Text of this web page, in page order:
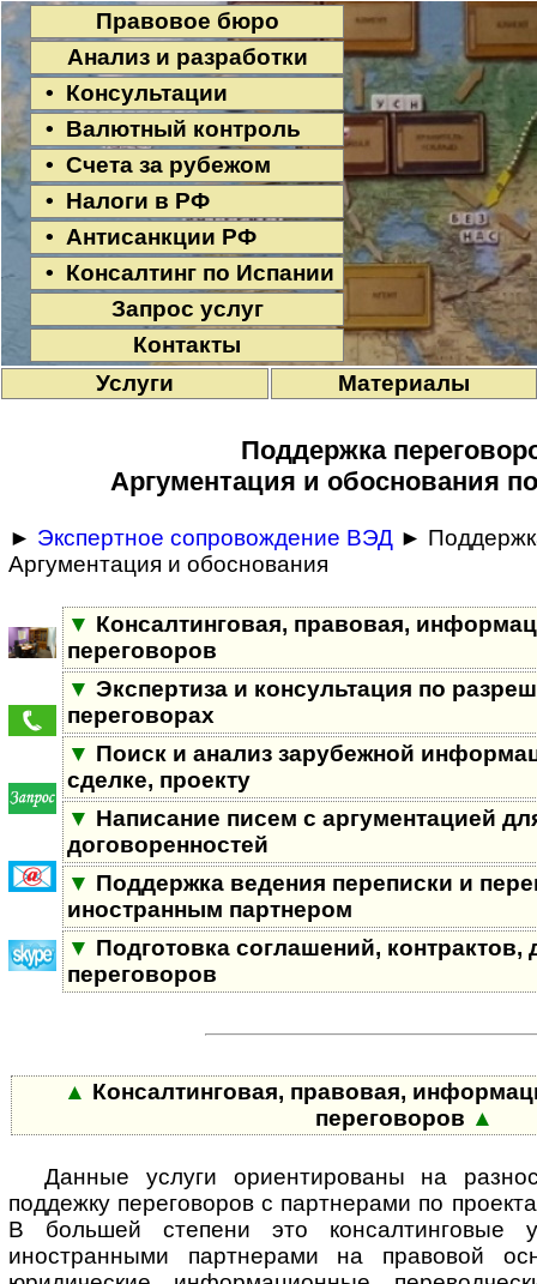
Правовое бюро
Анализ и разработки
• Консультации
• Валютный контроль
• Счета за рубежом
• Налоги в РФ
• Антисанкции РФ
• Консалтинг по Испании
Запрос услуг
Контакты
Услуги
Материалы
Поддержка
Аргументация и обоснования
► Экспертное сопровождение ВЭД ►
Аргументация и обоснования
▼ Консалтинговая, правовая,
переговоров
▼ Экспертиза и консультация по
переговорах
▼ Поиск и анализ зарубежной
сделке, проекту
▼ Написание писем с аргументацией
договоренностей
▼ Поддержка ведения переписки и
иностранным партнером
▼ Подготовка соглашений, контрактов,
переговоров
▲ Консалтинговая, правовая,
переговоров ▲
Данные услуги ориентированы на
поддежку переговоров с партнерами по
В большей степени это консалтинговые
иностранными партнерами на правовой